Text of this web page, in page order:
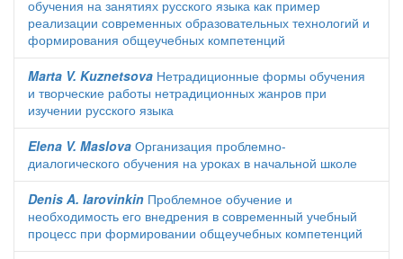
обучения на занятиях русского языка как пример
реализации современных образовательных технологий и
формирования общеучебных компетенций
Marta V. Kuznetsova Нетрадиционные формы обучения
и творческие работы нетрадиционных жанров при
изучении русского языка
Elena V. Maslova Организация проблемно-
диалогического обучения на уроках в начальной школе
Denis A. Iarovinkin Проблемное обучение и
необходимость его внедрения в современный учебный
процесс при формировании общеучебных компетенций